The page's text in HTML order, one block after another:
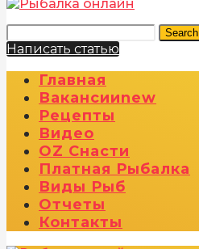
Search
Написать статью
Главная
ВакансииNew
Рецепты
Видео
OZ Снасти
Платная Рыбалка
Виды Рыб
Отчеты
Контакты